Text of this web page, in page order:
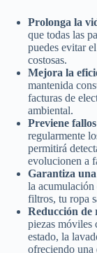
Prolonga la
que todas las
puedes evitar
costosas.
Mejora la
mantenida
facturas de
ambiental.
Previene
regularmente
permitirá
evolucionen a
Garantiza
la acumulación
filtros, tu ropa
Reducción de
piezas móviles
estado, la
ofreciendo una